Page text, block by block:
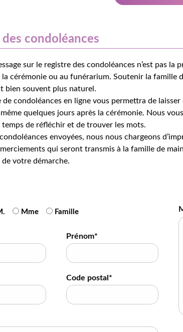
des condoléances
sur le registre des condoléances n’est pas la
la cérémonie ou au funérarium. Soutenir la famille
bien souvent plus naturel.
de condoléances en ligne vous permettra de
quelques jours après la cérémonie. Nous
temps de réfléchir et de trouver les mots.
envoyées, nous nous chargeons
qui seront transmis à la famille de
de votre démarche.
Mme Famille
Prénom*
Code postal*